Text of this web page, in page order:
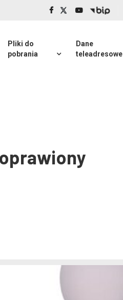
Pliki do
pobrania
Dane
teleadresowe